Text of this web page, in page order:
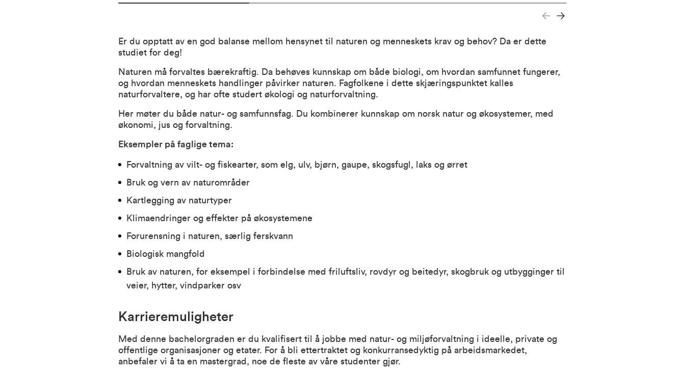
Er du opptatt av en god balanse mellom hensynet til naturen og menneskets krav og behov? Da er dette
studiet for deg!
Naturen må forvaltes bærekraftig. Da behøves kunnskap om både biologi, om hvordan samfunnet fungerer,
og hvordan menneskets handlinger påvirker naturen. Fagfolkene i dette skjæringspunktet kalles
naturforvaltere, og har ofte studert økologi og naturforvaltning.
Her møter du både natur- og samfunnsfag. Du kombinerer kunnskap om norsk natur og økosystemer, med
økonomi, jus og forvaltning.
Eksempler på faglige tema:
Forvaltning av vilt- og fiskearter, som elg, ulv, bjørn, gaupe, skogsfugl, laks og ørret
Bruk og vern av naturområder
Kartlegging av naturtyper
Klimaendringer og effekter på økosystemene
Forurensning i naturen, særlig ferskvann
Biologisk mangfold
Bruk av naturen, for eksempel i forbindelse med friluftsliv, rovdyr og beitedyr, skogbruk og utbygginger til
veier, hytter, vindparker osv
Karrieremuligheter
Med denne bachelorgraden er du kvalifisert til å jobbe med natur- og miljøforvaltning i ideelle, private og
offentlige organisasjoner og etater. For å bli ettertraktet og konkurransedyktig på arbeidsmarkedet,
anbefaler vi å ta en mastergrad, noe de fleste av våre studenter gjør.